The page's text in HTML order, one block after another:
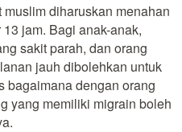
diharuskan menahan
jam. Bagi anak-anak,
sakit parah, dan orang
jauh dibolehkan untuk
bagaimana dengan orang
yang memiliki migrain boleh